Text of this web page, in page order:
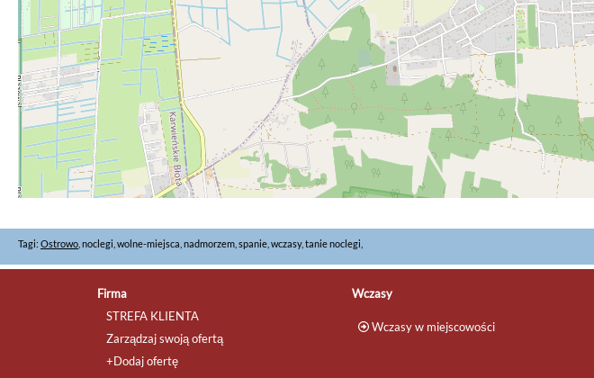
Tagi: Ostrowo , noclegi, wolne-miejsca, nadmorzem, spanie, wczasy, tanie noclegi,
Firma
STREFA KLIENTA
Zarządzaj swoją ofertą
+Dodaj ofertę
Wczasy
Wczasy w miejscowości